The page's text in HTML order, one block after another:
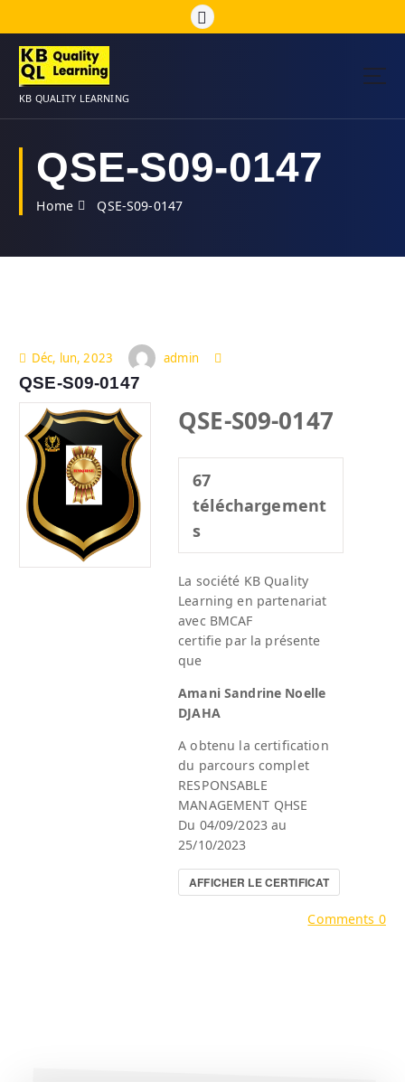
KB QUALITY LEARNING
QSE-S09-0147
Home QSE-S09-0147
Déc, lun, 2023 admin
QSE-S09-0147
QSE-S09-0147
67
téléchargement
s
La société KB Quality
Learning en partenariat
avec BMCAF
certifie par la présente
que
Amani Sandrine Noelle
DJAHA
A obtenu la certification
du parcours complet
RESPONSABLE
MANAGEMENT QHSE
Du 04/09/2023 au
25/10/2023
AFFICHER LE CERTIFICAT
Comments 0